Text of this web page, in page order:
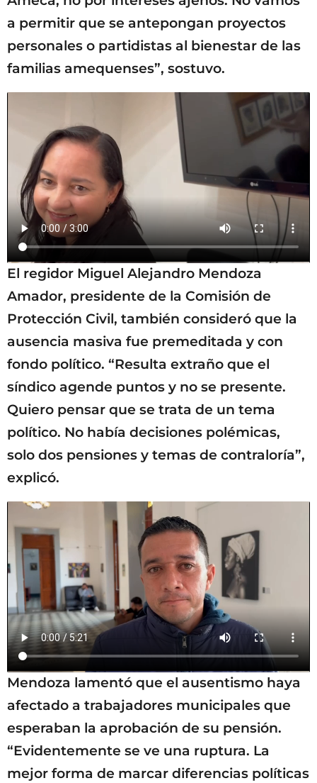
a permitir que se antepongan proyectos
personales o partidistas al bienestar de las
familias amequenses”, sostuvo.
El regidor Miguel Alejandro Mendoza
Amador, presidente de la Comisión de
Protección Civil, también consideró que la
ausencia masiva fue premeditada y con
fondo político. “Resulta extraño que el
síndico agende puntos y no se presente.
Quiero pensar que se trata de un tema
político. No había decisiones polémicas,
solo dos pensiones y temas de contraloría”,
explicó.
Mendoza lamentó que el ausentismo haya
afectado a trabajadores municipales que
esperaban la aprobación de su pensión.
“Evidentemente se ve una ruptura. La
mejor forma de marcar diferencias políticas